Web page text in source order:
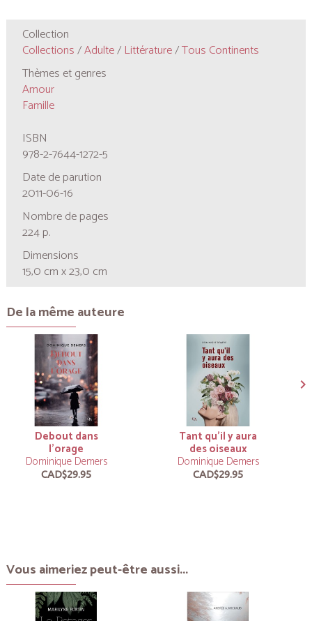
Collection
Collections/Adulte/ Littérature/Tous Continents
Thèmes et genres
Amour
Famille
ISBN
978-2-7644-1272-5
Date de parution
2011-06-16
Nombre de pages
224 p.
Dimensions
15,0 cm x 23,0 cm
De la même auteure
Debout dans
l'orage
Dominique Demers
CAD$29.95
Tant qu'il y aura
des oiseaux
Dominique Demers
CAD$29.95
Vous aimeriez peut-être aussi...